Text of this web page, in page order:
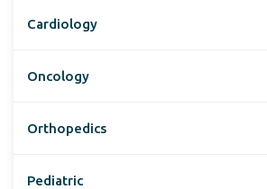
Cardiology
Oncology
Orthopedics
Pediatric